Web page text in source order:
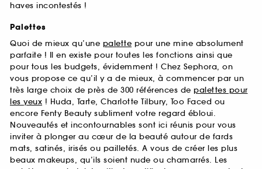
haves incontestés !
Palettes
Quoi de mieux qu’une palette pour une mine absolument
parfaite ! Il en existe pour toutes les fonctions ainsi que
pour tous les budgets, évidemment ! Chez Sephora, on
vous propose ce qu’il y a de mieux, à commencer par un
très large choix de près de 300 références de palettes pour
les yeux ! Huda, Tarte, Charlotte Tilbury, Too Faced ou
encore Fenty Beauty subliment votre regard ébloui.
Nouveautés et incontournables sont ici réunis pour vous
inviter à plonger au cœur de la beauté autour de fards
mats, satinés, irisés ou pailletés. A vous de créer les plus
beaux makeups, qu’ils soient nude ou chamarrés. Les